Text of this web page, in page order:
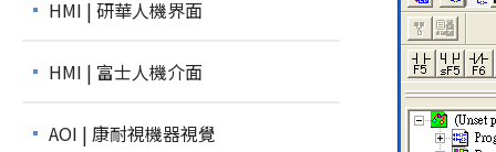
HMI | 研華人機界面
HMI | 富士人機介面
AOI | 康耐視機器視覺